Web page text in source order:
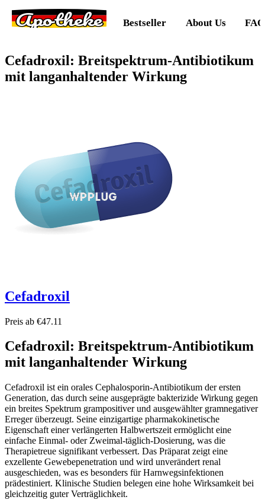
Apotheke Bestseller About Us FAQ
Cefadroxil: Breitspektrum-Antibiotikum
mit langanhaltender Wirkung
Cefadroxil
Preis ab €47.11
Cefadroxil: Breitspektrum-Antibiotikum
mit langanhaltender Wirkung
Cefadroxil ist ein orales Cephalosporin-Antibiotikum der ersten
Generation, das durch seine ausgeprägte bakterizide Wirkung gegen
ein breites Spektrum grampositiver und ausgewählter gramnegativer
Erreger überzeugt. Seine einzigartige pharmakokinetische
Eigenschaft einer verlängerten Halbwertszeit ermöglicht eine
einfache Einmal- oder Zweimal-täglich-Dosierung, was die
Therapietreue signifikant verbessert. Das Präparat zeigt eine
exzellente Gewebepenetration und wird unverändert renal
ausgeschieden, was es besonders für Harnwegsinfektionen
prädestiniert. Klinische Studien belegen eine hohe Wirksamkeit bei
gleichzeitig guter Verträglichkeit.